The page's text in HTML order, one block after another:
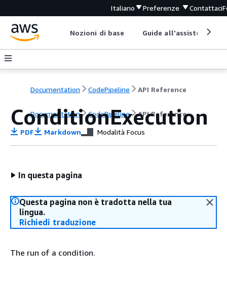
Italiano Preferenze Contattaci
Nozioni di base Guide all'assistenza
Documentation CodePipeline API Reference
Documentation CodePipeline API Reference
ConditionExecution
PDF Markdown Modalità Focus
In questa pagina
Questa pagina non è tradotta nella tua
lingua.
Richiedi traduzione
The run of a condition.